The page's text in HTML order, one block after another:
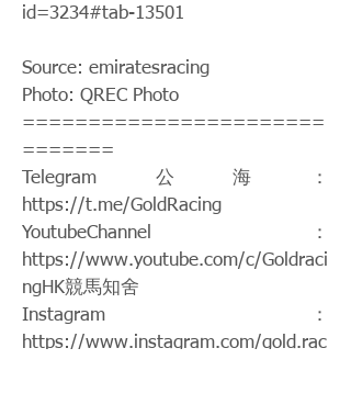
id=3234#tab-13501
Source: emiratesracing
Photo: QREC Photo
=======================
=======
Telegram公海：
https://t.me/GoldRacing
YoutubeChannel：
https://www.youtube.com/c/Goldraci
ngHK競馬知舍
Instagram：
https://www.instagram.com/gold.rac